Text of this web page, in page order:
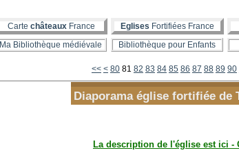
Carte châteauxFrance Eglises Fortifiées France
Ma Bibliothèque médiévale Bibliothèque pour Enfants
<< < 10
20
30
40
50
60
70
80 81 82 83 84 85 86 87 88 89 90
Diaporama église fortifiée de
La description de l'église est ici -